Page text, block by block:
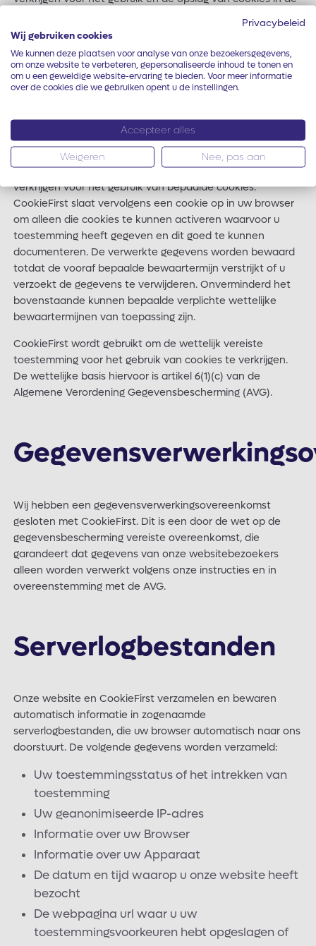
om dit goed te documenteren maken wij gebruik van een
cookie consent management platform: CookieFirst. Deze
technologie wordt geleverd door Digital Data Solutions BV,
Plantage Middenlaan 42a, 1018 DH, Amsterdam, Nederland.
Cookiefirst Cookie Consent pagina
Wanneer u onze website bezoekt, wordt er een verbinding
tot stand gebracht met de server van CookieFirst om ons
de mogelijkheid te geven geldige toestemming van u te
verkrijgen voor het gebruik van bepaalde cookies.
CookieFirst slaat vervolgens een cookie op in uw browser
om alleen die cookies te kunnen activeren waarvoor u
toestemming heeft gegeven en dit goed te kunnen
documenteren. De verwerkte gegevens worden bewaard
totdat de vooraf bepaalde bewaartermijn verstrijkt of u
verzoekt de gegevens te verwijderen. Onverminderd het
bovenstaande kunnen bepaalde verplichte wettelijke
bewaartermijnen van toepassing zijn.
CookieFirst wordt gebruikt om de wettelijk vereiste
toestemming voor het gebruik van cookies te verkrijgen.
De wettelijke basis hiervoor is artikel 6(1)(c) van de
Algemene Verordening Gegevensbescherming (AVG).
Wij hebben een gegevensverwerkingsovereenkomst
gesloten met CookieFirst. Dit is een door de wet op de
gegevensbescherming vereiste overeenkomst, die
garandeert dat gegevens van onze websitebezoekers
alleen worden verwerkt volgens onze instructies en in
overeenstemming met de AVG.
Serverlogbestanden
Onze website en CookieFirst verzamelen en bewaren
automatisch informatie in zogenaamde
serverlogbestanden, die uw browser automatisch naar ons
doorstuurt. De volgende gegevens worden verzameld:
Uw toestemmingsstatus of het intrekken van
toestemming
Uw geanonimiseerde IP-adres
Informatie over uw Browser
Informatie over uw Apparaat
De datum en tijd waarop u onze website heeft
bezocht
De webpagina url waar u uw
toestemmingsvoorkeuren hebt opgeslagen of
Privacybeleid
Wij gebruiken cookies
We kunnen deze plaatsen voor analyse van onze bezoekersgegevens,
om onze website te verbeteren, gepersonaliseerde inhoud te tonen en
om u een geweldige website-ervaring te bieden. Voor meer informatie
over de cookies die we gebruiken opent u de instellingen.
Accepteer alles
Weigeren Nee, pas aan